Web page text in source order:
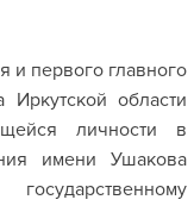
и первого главного
Иркутской области
личности в
имени Ушакова